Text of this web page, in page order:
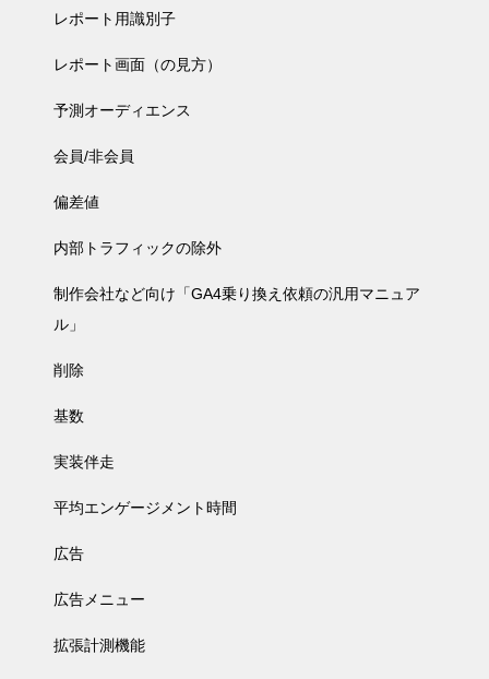
レポート用識別子
レポート画面（の見方）
予測オーディエンス
会員/非会員
偏差値
内部トラフィックの除外
制作会社など向け「GA4乗り換え依頼の汎用マニュア
ル」
削除
基数
実装伴走
平均エンゲージメント時間
広告
広告メニュー
拡張計測機能